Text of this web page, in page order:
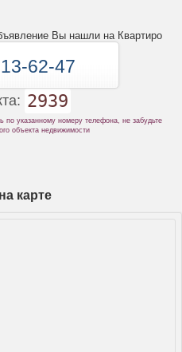
Вы нашли на Квартиро
62-47
2939
указанному номеру телефона, не забудьте
объекта недвижимости
карте